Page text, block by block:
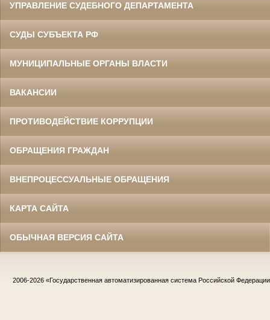
УПРАВЛЕНИЕ СУДЕБНОГО ДЕПАРТАМЕНТА
СУДЫ СУБЪЕКТА РФ
МУНИЦИПАЛЬНЫЕ ОРГАНЫ ВЛАСТИ
ВАКАНСИИ
ПРОТИВОДЕЙСТВИЕ КОРРУПЦИИ
ОБРАЩЕНИЯ ГРАЖДАН
ВНЕПРОЦЕССУАЛЬНЫЕ ОБРАЩЕНИЯ
КАРТА САЙТА
ОБЫЧНАЯ ВЕРСИЯ САЙТА
2006-2026 «Государственная автоматизированная система Российской